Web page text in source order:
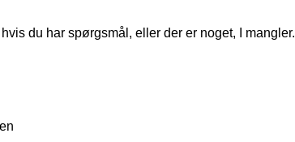
du har spørgsmål, eller der er noget, I mangler.